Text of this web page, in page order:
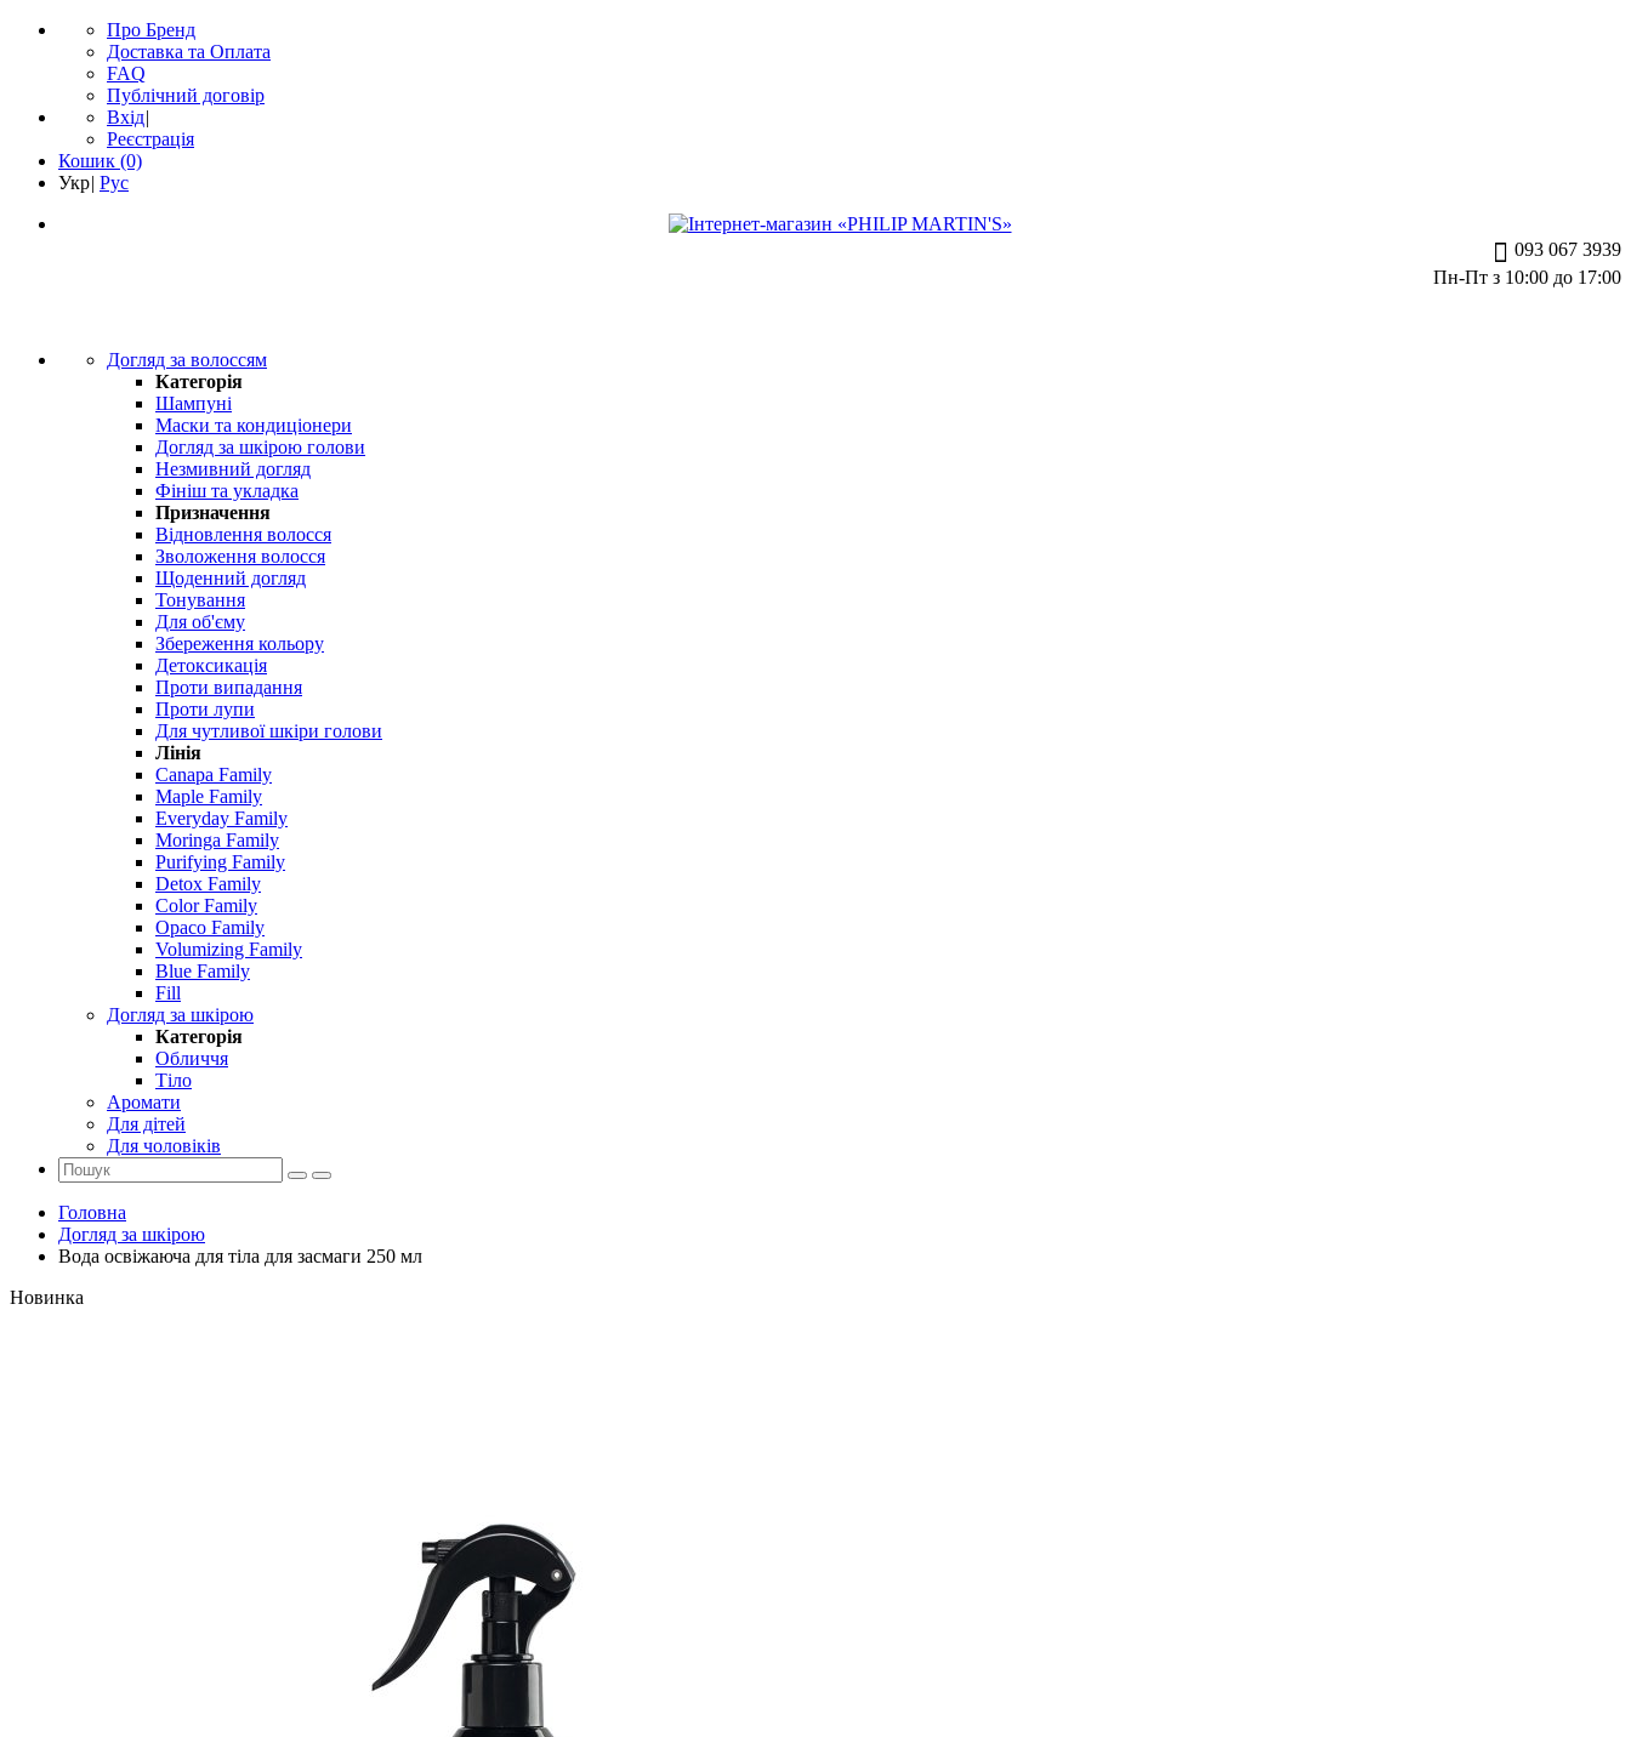
Про Бренд
Доставка та Оплата
FAQ
Публічний договір
Вхід|
Реєстрація
Кошик (0)
Укр| Рус
093 067 3939
Пн-Пт з 10:00 до 17:00
Догляд за волоссям
Категорія
Шампуні
Маски та кондиціонери
Догляд за шкірою голови
Незмивний догляд
Фініш та укладка
Призначення
Відновлення волосся
Зволоження волосся
Щоденний догляд
Тонування
Для об'єму
Збереження кольору
Детоксикація
Проти випадання
Проти лупи
Для чутливої ​​шкіри голови
Лінія
Canapa Family
Maple Family
Everyday Family
Moringa Family
Purifying Family
Detox Family
Color Family
Opaco Family
Volumizing Family
Blue Family
Fill
Догляд за шкірою
Категорія
Обличчя
Тіло
Аромати
Для дітей
Для чоловіків
Головна
Догляд за шкірою
Вода освіжаюча для тіла для засмаги 250 мл
Новинка